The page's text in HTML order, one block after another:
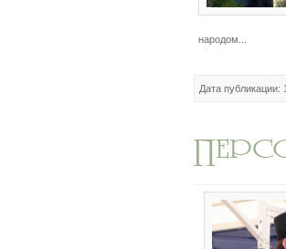
народом...
Дата